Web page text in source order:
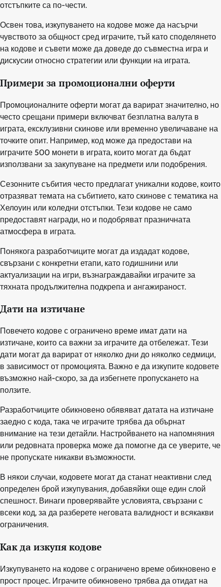
отстъпките са по-чести.
Освен това, изкупуването на кодове може да насърчи
чувството за общност сред играчите, тъй като споделянето
на кодове и съвети може да доведе до съвместна игра и
дискусии относно стратегии или функции на играта.
Примери за промоционални оферти
Промоционалните оферти могат да варират значително, но
често срещани примери включват безплатна валута в
играта, ексклузивни скинове или временно увеличаване на
точките опит. Например, код може да предостави на
играчите 500 монети в играта, които могат да бъдат
използвани за закупуване на предмети или подобрения.
Сезонните събития често предлагат уникални кодове, които
отразяват темата на събитието, като скинове с тематика на
Хелоуин или коледни отстъпки. Тези кодове не само
предоставят награди, но и подобряват празничната
атмосфера в играта.
Понякога разработчиците могат да издадат кодове,
свързани с конкретни етапи, като годишнини или
актуализации на игри, възнаграждавайки играчите за
тяхната продължителна подкрепа и ангажираност.
Дати на изтичане
Повечето кодове с ограничено време имат дати на
изтичане, които са важни за играчите да отбележат. Тези
дати могат да варират от няколко дни до няколко седмици,
в зависимост от промоцията. Важно е да изкупите кодовете
възможно най-скоро, за да избегнете пропускането на
ползите.
Разработчиците обикновено обявяват датата на изтичане
заедно с кода, така че играчите трябва да обърнат
внимание на тези детайли. Настройването на напомняния
или редовната проверка може да помогне да се уверите, че
не пропускате никакви възможности.
В някои случаи, кодовете могат да станат неактивни след
определен брой изкупувания, добавяйки още един слой
спешност. Винаги проверявайте условията, свързани с
всеки код, за да разберете неговата валидност и всякакви
ограничения.
Как да изкупя кодове
Изкупуването на кодове с ограничено време обикновено е
прост процес. Играчите обикновено трябва да отидат на